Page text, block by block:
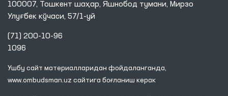
100007, Тошкент шаҳар, Яшнобод тумани, Мирзо
Улуғбек кўчаси, 57/1-уй
(71) 200-10-96
1096
Ушбу сайт материалларидан фойдаланганда,
www.ombudsman.uz сайтига боғланиш керак